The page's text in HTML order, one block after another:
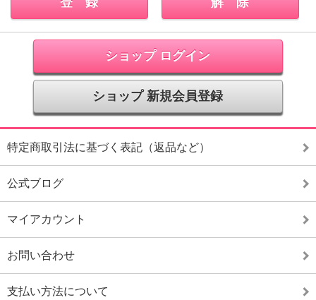
ショップ ログイン
ショップ 新規会員登録
特定商取引法に基づく表記（返品など）
公式ブログ
マイアカウント
お問い合わせ
支払い方法について